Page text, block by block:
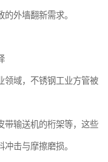
外墙翻新需求。
领域，不锈钢工业方管被
带输送机的桁架等，这些
击与摩擦磨损。